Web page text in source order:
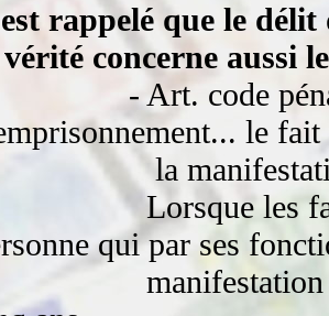
rappelé que le
concerne aussi
- Art. code
le
la
Lorsque les
qui par ses